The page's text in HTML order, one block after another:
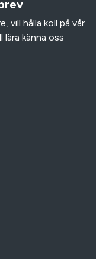
vill hålla koll på vår
känna oss